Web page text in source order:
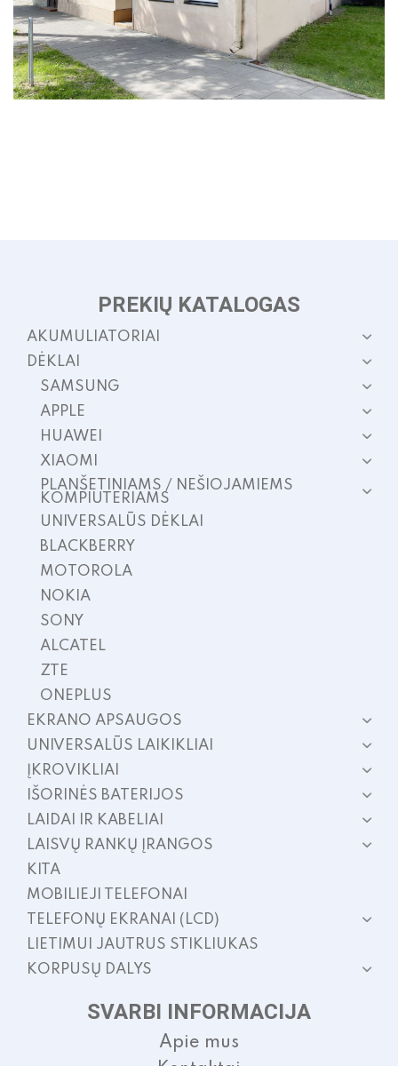
PREKIŲ KATALOGAS
AKUMULIATORIAI
DĖKLAI
SAMSUNG
APPLE
HUAWEI
XIAOMI
PLANŠETINIAMS / NEŠIOJAMIEMS
KOMPIUTERIAMS
UNIVERSALŪS DĖKLAI
BLACKBERRY
MOTOROLA
NOKIA
SONY
ALCATEL
ZTE
ONEPLUS
EKRANO APSAUGOS
UNIVERSALŪS LAIKIKLIAI
ĮKROVIKLIAI
IŠORINĖS BATERIJOS
LAIDAI IR KABELIAI
LAISVŲ RANKŲ ĮRANGOS
KITA
MOBILIEJI TELEFONAI
TELEFONŲ EKRANAI (LCD)
LIETIMUI JAUTRUS STIKLIUKAS
KORPUSŲ DALYS
SVARBI INFORMACIJA
Apie mus